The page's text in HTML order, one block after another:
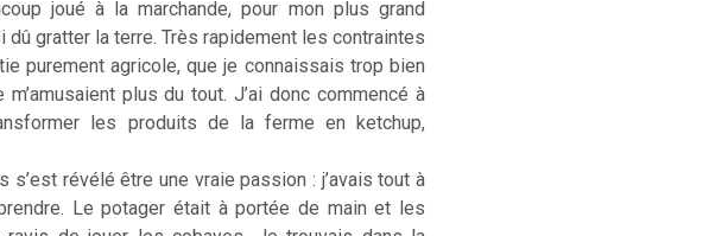
joué à la marchande, pour mon plus grand
dû gratter la terre. Très rapidement les contraintes
purement agricole, que je connaissais trop bien
m’amusaient plus du tout. J’ai donc commencé à
les produits de la ferme en ketchup,
s’est révélé être une vraie passion : j’avais tout à
Le potager était à portée de main et les